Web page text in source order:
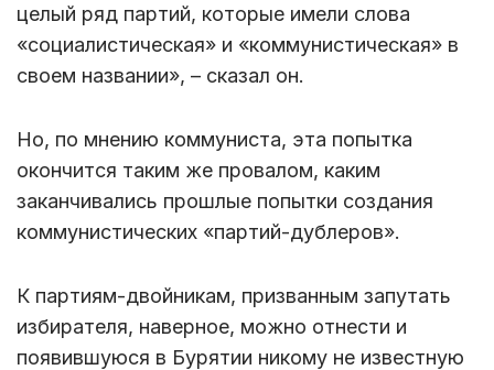
целый ряд партий, которые имели слова
«социалистическая» и «коммунистическая» в
своем названии», – сказал он.
Но, по мнению коммуниста, эта попытка
окончится таким же провалом, каким
заканчивались прошлые попытки создания
коммунистических «партий-дублеров».
К партиям-двойникам, призванным запутать
избирателя, наверное, можно отнести и
появившуюся в Бурятии никому не известную